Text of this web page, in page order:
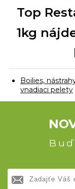
Top
1kg
Boilies,
vnadiaci pelety